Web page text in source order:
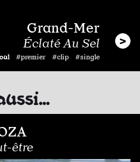
Grand-Mer
Éclaté Au Sel
#premier #clip #single
être